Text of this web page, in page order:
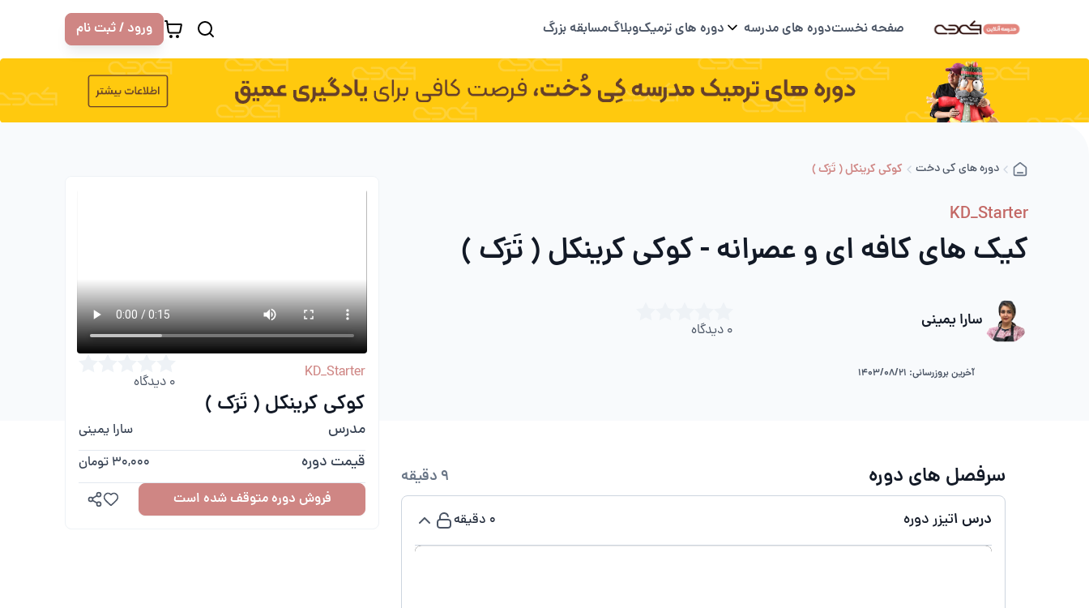
صفحه نخستدوره های مدرسه دوره های ترمیکوبلاگمسابقه بزرگ ورود / ثبت نام
دوره های کی دخت کوکی کرینکل ( تَرَک )
KD_Starter
کیک های کافه ای و عصرانه - کوکی کرینکل ( تَرَک )
سارا یمینی 0 دیدگاه
آخرین بروزرسانی: 1403/08/21 KD_Starter
0 دیدگاه
کوکی کرینکل ( تَرَک )
مدرس سارا یمینی
قیمت دوره
30,000 تومان
فروش دوره متوقف شده است
سرفصل های دوره
9 دقیقه
درس 1 تیزر دوره 0 دقیقه